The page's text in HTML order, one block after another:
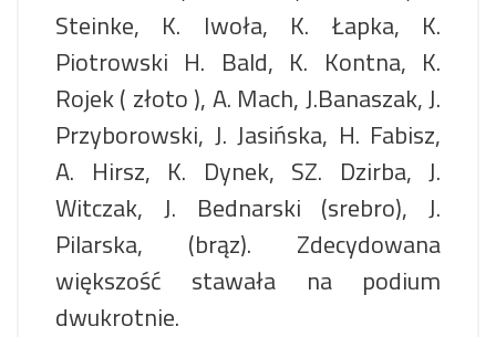
Steinke, K. Iwoła, K. Łapka, K.
Piotrowski H. Bald, K. Kontna, K.
Rojek ( złoto ), A. Mach, J.Banaszak, J.
Przyborowski, J. Jasińska, H. Fabisz,
A. Hirsz, K. Dynek, SZ. Dzirba, J.
Witczak, J. Bednarski (srebro), J.
Pilarska, (brąz). Zdecydowana
większość stawała na podium
dwukrotnie.